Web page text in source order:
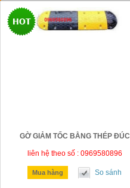
GỜ GIẢM TỐC BẰNG THÉP ĐÚC
liên hệ theo số : 0969580896
Mua hàng So sánh